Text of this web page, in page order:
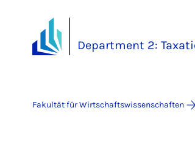
Department 2:
Fakultät für Wirtschaftswissenschaften